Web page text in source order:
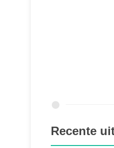
Recente